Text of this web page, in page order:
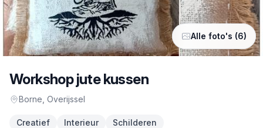
Alle foto's (6)
Workshop jute kussen
Borne , Overijssel
Creatief Interieur Schilderen